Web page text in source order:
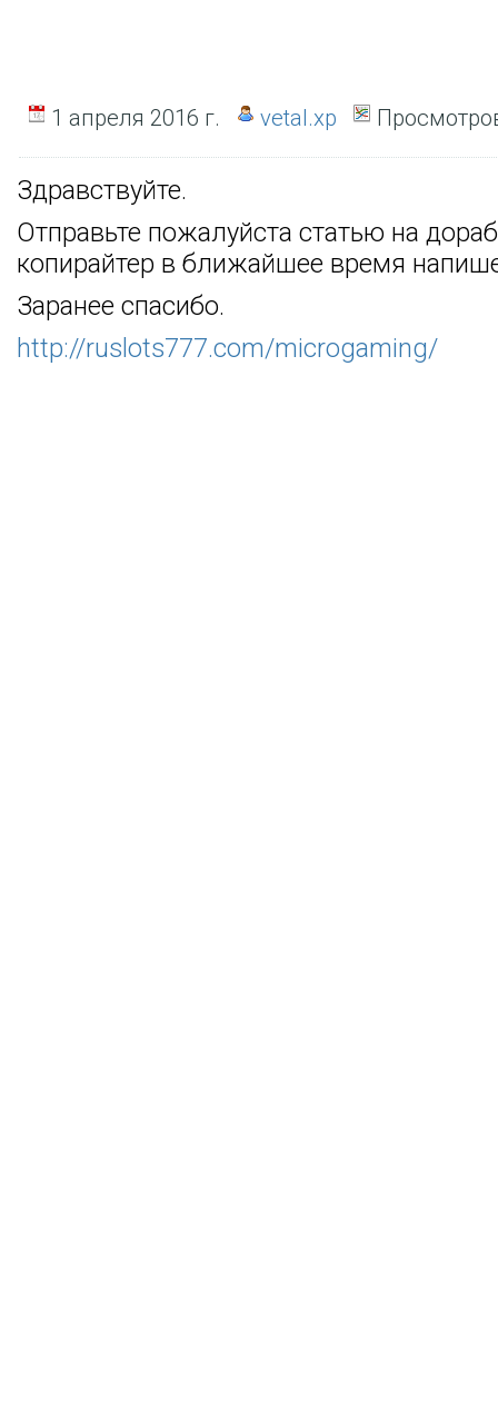
1 апреля 2016 г. vetal.xp
Здравствуйте.
Отправьте пожалуйста статью на
копирайтер в ближайшее время
Заранее спасибо.
http://ruslots777.com/microgaming/